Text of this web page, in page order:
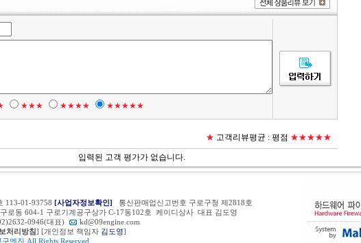
★★★ ★★★★ ★★★★★
★ 고객리뷰평균 : 평점 ★★★★★
입력된 고객 평가가 없습니다.
113-01-93758 [사업자정보확인]
통신판매업신고번호 구로구청 제2818호
로동 604-1 구로기계공구상가 C-17동102호 케이디상사 대표 김도영
0946(대표)
kd@09engine.com
처리방침] [개인정보 책임자 김도영]
구엔진 All Rights Reserved.